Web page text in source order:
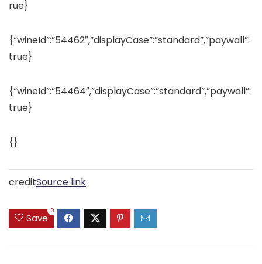
rue}
{“wineId”:”54462″,”displayCase”:”standard”,”paywall”:
true}
{“wineId”:”54464″,”displayCase”:”standard”,”paywall”:
true}
{}
creditSource link
Save
0